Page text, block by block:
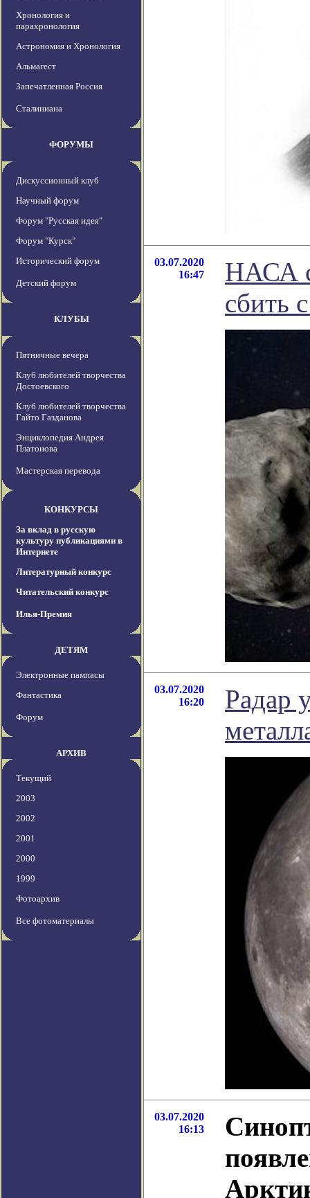
Хронология и
парахронология
Астрономия и Хронология
Альмагест
Запечатленная Россия
Сталиниана
ФОРУМЫ
Дискуссионный клуб
Научный форум
Форум "Русская идея"
Форум "Курск"
Исторический форум
Детский форум
КЛУБЫ
Пятничные вечера
Клуб любителей творчества
Достоевского
Клуб любителей творчества
Гайто Газданова
Энциклопедия Андрея
Платонова
Мастерская перевода
КОНКУРСЫ
За вклад в русскую
культуру публикациями в
Интернете
Литературный конкурс
Читательский конкурс
Илья-Премия
ДЕТЯМ
Электронные пампасы
Фантастика
Форум
АРХИВ
Текущий
2003
2002
2001
2000
1999
Фотоархив
Все фотоматериалы
03.07.2020
16:47
НАСА
сбить
03.07.2020
16:20
Радар
03.07.2020
16:13